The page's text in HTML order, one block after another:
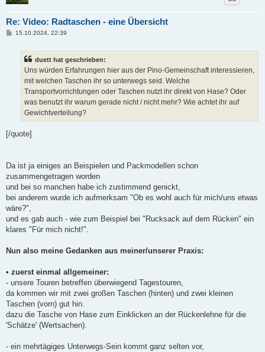
Re: Video: Radtaschen - eine Übersicht
B15.10.2024, 22:39
duett hat geschrieben:
Uns würden Erfahrungen hier aus der Pino-Gemeinschaft interessieren,
mit welchen Taschen ihr so unterwegs seid. Welche
Transportvorrichtungen oder Taschen nutzt ihr direkt von Hase? Oder
was benutzt ihr warum gerade nicht / nicht mehr? Wie achtet ihr auf
Gewichtverteilung?
[/quote]
Da ist ja einiges an Beispielen und Packmodellen schon
zusammengetragen worden
und bei so manchen habe ich zustimmend genickt,
bei anderem wurde ich aufmerksam "Ob es wohl auch für mich/uns etwas
wäre?",
und es gab auch - wie zum Beispiel bei "Rucksack auf dem Rücken" ein
klares "Für mich nicht!".
Nun also meine Gedanken aus meiner/unserer Praxis:
• zuerst einmal allgemeiner:
- unsere Touren betreffen überwiegend Tagestouren,
da kommen wir mit zwei großen Taschen (hinten) und zwei kleinen
Taschen (vorn) gut hin.
dazu die Tasche von Hase zum Einklicken an der Rückenlehne für die
'Schätze' (Wertsachen).
- ein mehrtägiges Unterwegs-Sein kommt ganz selten vor,